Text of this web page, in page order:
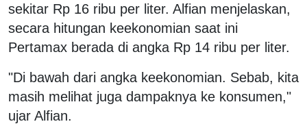
sekitar Rp 16 ribu per liter. Alfian menjelaskan,
secara hitungan keekonomian saat ini
Pertamax berada di angka Rp 14 ribu per liter.
"Di bawah dari angka keekonomian. Sebab, kita
masih melihat juga dampaknya ke konsumen,"
ujar Alfian.